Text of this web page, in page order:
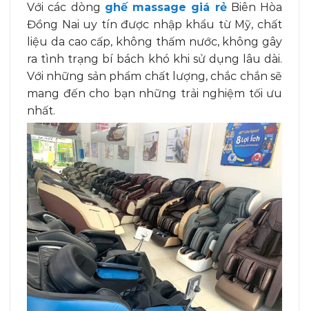
Với các dòng ghế massage giá rẻBiên Hòa
Đồng Nai uy tín được nhập khẩu từ Mỹ, chất
liệu da cao cấp, không thấm nước, không gây
ra tình trạng bí bách khó khi sử dụng lâu dài.
Với những sản phẩm chất lượng, chắc chắn sẽ
mang đến cho bạn những trải nghiệm tối ưu
nhất.